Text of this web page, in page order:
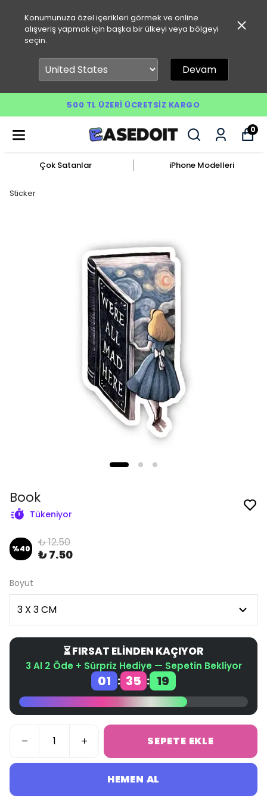
Konumunuza özel içerikleri görmek ve online
alışveriş yapmak için başka bir ülkeyi veya bölgeyi
seçin.
Devam
500 TL ÜZERI ÜCRETSIZ KARGO
0
Çok Satanlar iPhone Modelleri
Sticker
Book
Tükeniyor
%40 ₺ 12.50
₺ 7.50
Boyut
⏳ FIRSAT ELİNDEN KAÇIYOR
3 Al 2 Öde + Sürpriz Hediye — Sepetin Bekliyor
01 : 35 : 19
SEPETE EKLE
HEMEN AL